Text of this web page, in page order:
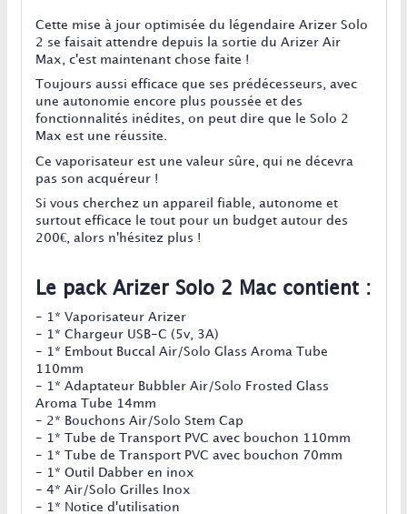
Cette mise à jour optimisée du légendaire Arizer Solo
2 se faisait attendre depuis la sortie du Arizer Air
Max, c'est maintenant chose faite !
Toujours aussi efficace que ses prédécesseurs, avec
une autonomie encore plus poussée et des
fonctionnalités inédites, on peut dire que le Solo 2
Max est une réussite.
Ce vaporisateur est une valeur sûre, qui ne décevra
pas son acquéreur !
Si vous cherchez un appareil fiable, autonome et
surtout efficace le tout pour un budget autour des
200€, alors n'hésitez plus !
Le pack Arizer Solo 2 Mac contient :
- 1* Vaporisateur Arizer
- 1* Chargeur USB-C (5v, 3A)
- 1* Embout Buccal Air/Solo Glass Aroma Tube
110mm
- 1* Adaptateur Bubbler Air/Solo Frosted Glass
Aroma Tube 14mm
- 2* Bouchons Air/Solo Stem Cap
- 1* Tube de Transport PVC avec bouchon 110mm
- 1* Tube de Transport PVC avec bouchon 70mm
- 1* Outil Dabber en inox
- 4* Air/Solo Grilles Inox
- 1* Notice d'utilisation